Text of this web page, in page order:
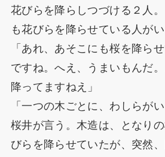
花びらを降らしつづける２人
も花びらを降らせている人がい
「あれ、あそこにも桜を降ら
ですね。へえ、うまいもんだ
降ってますねえ」
「一つの木ごとに、わしらがい
桜井が言う。木造は、となり
びらを降らせていたが、突然、